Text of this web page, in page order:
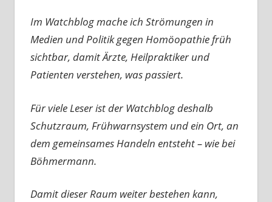
Im Watchblog mache ich Strömungen in
Medien und Politik gegen Homöopathie früh
sichtbar, damit Ärzte, Heilpraktiker und
Patienten verstehen, was passiert.
Für viele Leser ist der Watchblog deshalb
Schutzraum, Frühwarnsystem und ein Ort, an
dem gemeinsames Handeln entsteht – wie bei
Böhmermann.
Damit dieser Raum weiter bestehen kann,